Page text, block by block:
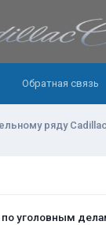
Обратная связь
ряду Cadillac
уголовным